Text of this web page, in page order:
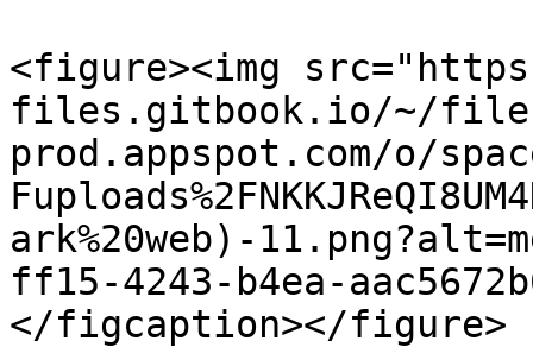
<figure><img
files.gitbook.io/~/
prod.appspot.com/o/
ark%20web)-
ff15-4243-b4ea-
</figcaption></figure>